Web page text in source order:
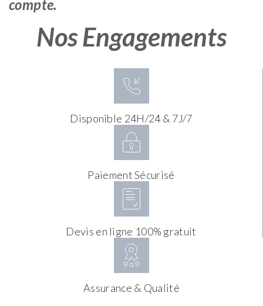
compte.
Nos Engagements
Disponible 24H/24 & 7J/7
Paiement Sécurisé
Devis en ligne 100% gratuit
Assurance & Qualité